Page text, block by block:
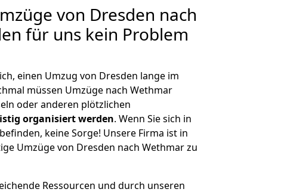
von Dresden nach
für uns kein Problem
einen Umzug von Dresden lange im
müssen Umzüge nach Wethmar
oder anderen plötzlichen
organisiert werden. Wenn Sie sich in
keine Sorge! Unsere Firma ist in
Umzüge von Dresden nach Wethmar zu
Ressourcen und durch unseren